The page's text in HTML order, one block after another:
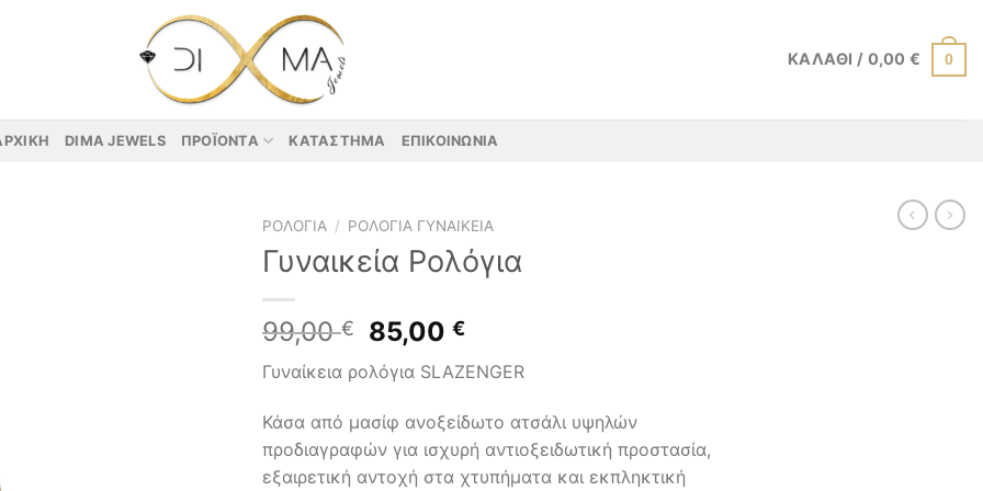
ΚΑΛΆΘΙ / 0,00€ 0
DIMA JEWELS ΠΡΟΪΌΝΤΑ ΚΑΤΆΣΤΗΜΑ ΕΠΙΚΟΙΝΩΝΊΑ
ΡΟΛΌΓΙΑ / ΡΟΛΌΓΙΑ ΓΥΝΑΙΚΕΊΑ
Γυναικεία Ρολόγια
99,00€
Original
price
was:
99,00 €.
85,00€Η
τιμή
είναι:
85,00 €.
Γυναίκεια ρολόγια SLAZENGER
Κάσα από μασίφ ανοξείδωτο ατσάλι υψηλών
προδιαγραφών για ισχυρή αντιοξειδωτική προστασία,
εξαιρετική αντοχή στα χτυπήματα και εκπληκτική